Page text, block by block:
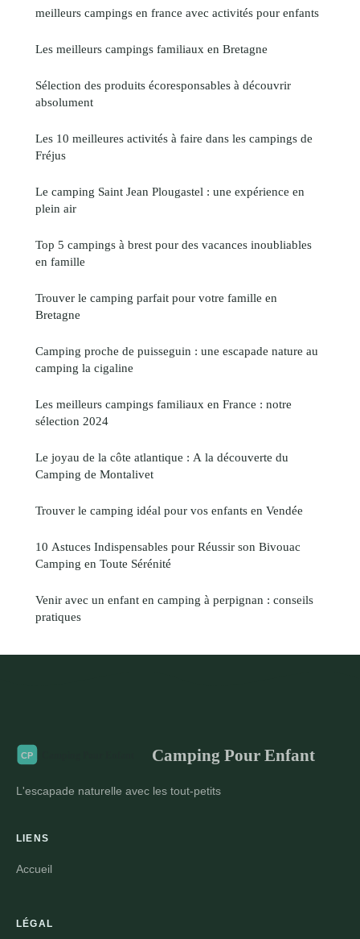
meilleurs campings en france avec activités pour enfants
Les meilleurs campings familiaux en Bretagne
Sélection des produits écoresponsables à découvrir
absolument
Les 10 meilleures activités à faire dans les campings de
Fréjus
Le camping Saint Jean Plougastel : une expérience en
plein air
Top 5 campings à brest pour des vacances inoubliables
en famille
Trouver le camping parfait pour votre famille en
Bretagne
Camping proche de puisseguin : une escapade nature au
camping la cigaline
Les meilleurs campings familiaux en France : notre
sélection 2024
Le joyau de la côte atlantique : A la découverte du
Camping de Montalivet
Trouver le camping idéal pour vos enfants en Vendée
10 Astuces Indispensables pour Réussir son Bivouac
Camping en Toute Sérénité
Venir avec un enfant en camping à perpignan : conseils
pratiques
Camping Pour Enfant
L'escapade naturelle avec les tout-petits
LIENS
Accueil
LÉGAL